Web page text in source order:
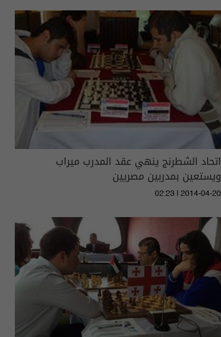
اتحاد الشطرنج ينهي عقد المدرب ميراب
ويستعين بمدربين مصريين
02:23 | 2014-04-20